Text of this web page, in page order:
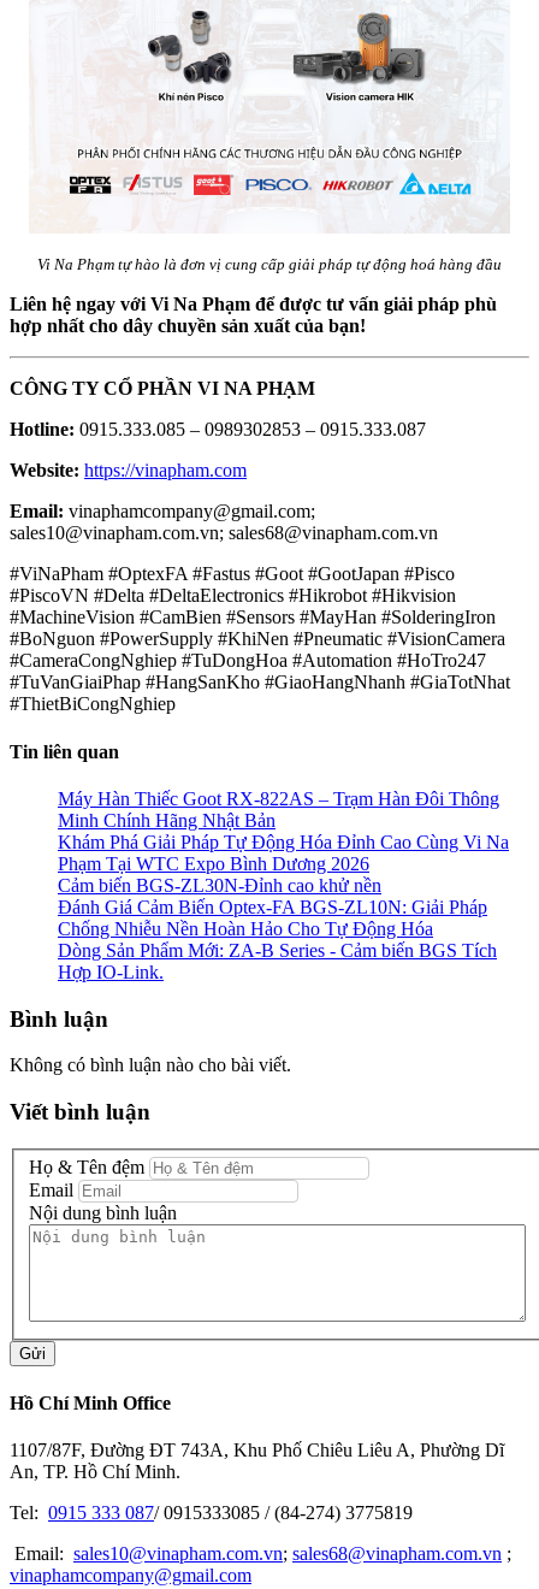
Vi Na Phạm tự hào là đơn vị cung cấp giải pháp tự động hoá hàng đầu
Liên hệ ngay với Vi Na Phạm để được tư vấn giải pháp phù
hợp nhất cho dây chuyền sản xuất của bạn!
CÔNG TY CỔ PHẦN VI NA PHẠM
Hotline: 0915.333.085 – 0989302853 – 0915.333.087
Website: https://vinapham.com
Email: vinaphamcompany@gmail.com;
sales10@vinapham.com.vn; sales68@vinapham.com.vn
#ViNaPham #OptexFA #Fastus #Goot #GootJapan #Pisco
#PiscoVN #Delta #DeltaElectronics #Hikrobot #Hikvision
#MachineVision #CamBien #Sensors #MayHan #SolderingIron
#BoNguon #PowerSupply #KhiNen #Pneumatic #VisionCamera
#CameraCongNghiep #TuDongHoa #Automation #HoTro247
#TuVanGiaiPhap #HangSanKho #GiaoHangNhanh #GiaTotNhat
#ThietBiCongNghiep
Tin liên quan
Máy Hàn Thiếc Goot RX-822AS – Trạm Hàn Đôi Thông
Minh Chính Hãng Nhật Bản
Khám Phá Giải Pháp Tự Động Hóa Đỉnh Cao Cùng Vi Na
Phạm Tại WTC Expo Bình Dương 2026
Cảm biến BGS-ZL30N-Đỉnh cao khử nền
Đánh Giá Cảm Biến Optex-FA BGS-ZL10N: Giải Pháp
Chống Nhiễu Nền Hoàn Hảo Cho Tự Động Hóa
Dòng Sản Phẩm Mới: ZA-B Series - Cảm biến BGS Tích
Hợp IO-Link.
Bình luận
Không có bình luận nào cho bài viết.
Viết bình luận
Họ & Tên đệm
Email
Nội dung bình luận
Gửi
Hồ Chí Minh Office
1107/87F, Đường ĐT 743A, Khu Phố Chiêu Liêu A, Phường Dĩ
An, TP. Hồ Chí Minh.
Tel: 0915 333 087/ 0915333085 / (84-274) 3775819
Email: sales10@vinapham.com.vn; sales68@vinapham.com.vn ;
vinaphamcompany@gmail.com